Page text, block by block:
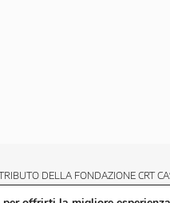
DELLA FONDAZIONE CRT